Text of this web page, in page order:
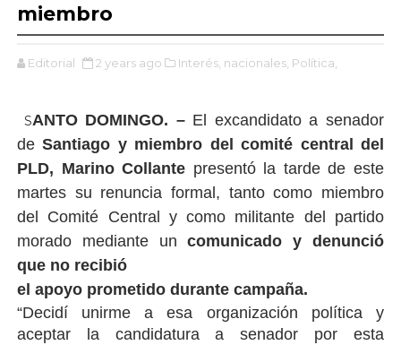
miembro
Editorial 2 years ago Interés, nacionales, Política,
SANTO DOMINGO. – El excandidato a senador
de Santiago y miembro del comité central del
PLD, Marino Collante presentó la tarde de este
martes su renuncia formal, tanto como miembro
del Comité Central y como militante del partido
morado mediante un
comunicado y denunció
que no recibió
el apoyo prometido durante campaña.
“Decidí unirme a esa organización política y
aceptar la candidatura a senador por esta